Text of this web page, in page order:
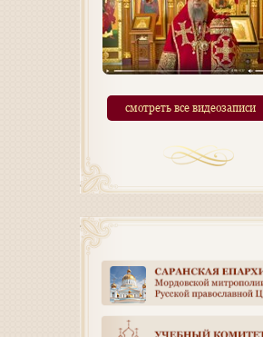
смотреть все видеозаписи